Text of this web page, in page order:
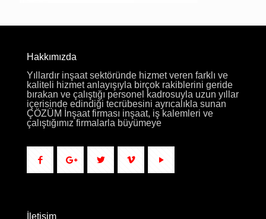
Hakkımızda
Yıllardır inşaat sektöründe hizmet veren farklı ve
kaliteli hizmet anlayışıyla birçok rakiblerini geride
bırakan ve çalıştığı personel kadrosuyla uzun yıllar
içerisinde edindiği tecrübesini ayrıcalıkla sunan
ÇÖZÜM İnşaat firması inşaat, iş kalemleri ve
çalıştığımız firmalarla büyümeye
İletişim